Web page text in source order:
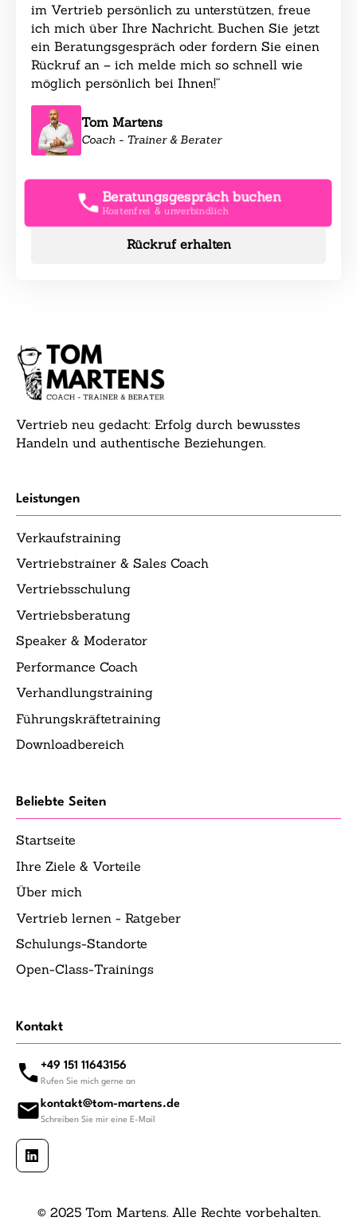
im Vertrieb persönlich zu unterstützen, freue
ich mich über Ihre Nachricht. Buchen Sie jetzt
ein Beratungsgespräch oder fordern Sie einen
Rückruf an – ich melde mich so schnell wie
möglich persönlich bei Ihnen!“
Tom Martens
Coach - Trainer & Berater
Beratungsgespräch buchen
Kostenfrei & unverbindlich
Rückruf erhalten
Vertrieb neu gedacht: Erfolg durch bewusstes
Handeln und authentische Beziehungen.
Leistungen
Verkaufstraining
Vertriebstrainer & Sales Coach
Vertriebsschulung
Vertriebsberatung
Speaker & Moderator
Performance Coach
Verhandlungstraining
Führungskräftetraining
Downloadbereich
Beliebte Seiten
Startseite
Ihre Ziele & Vorteile
Über mich
Vertrieb lernen - Ratgeber
Schulungs-Standorte
Open-Class-Trainings
Kontakt
+49 151 11643156
Rufen Sie mich gerne an
kontakt@tom-martens.de
Schreiben Sie mir eine E-Mail
© 2025 Tom Martens. Alle Rechte vorbehalten.